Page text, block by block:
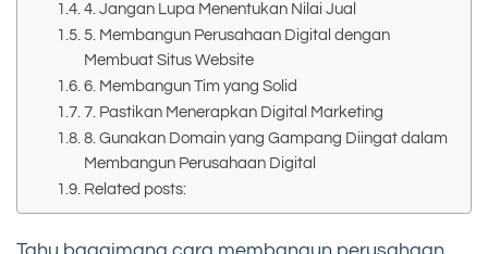
4. Jangan Lupa Menentukan Nilai Jual
5. Membangun Perusahaan Digital dengan
Membuat Situs Website
6. Membangun Tim yang Solid
7. Pastikan Menerapkan Digital Marketing
8. Gunakan Domain yang Gampang Diingat dalam
Membangun Perusahaan Digital
Related posts: